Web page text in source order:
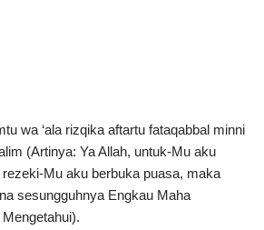
wa ‘ala rizqika aftartu fataqabbal minni
(Artinya: Ya Allah, untuk-Mu aku
Mu aku berbuka puasa, maka
sesungguhnya Engkau Maha